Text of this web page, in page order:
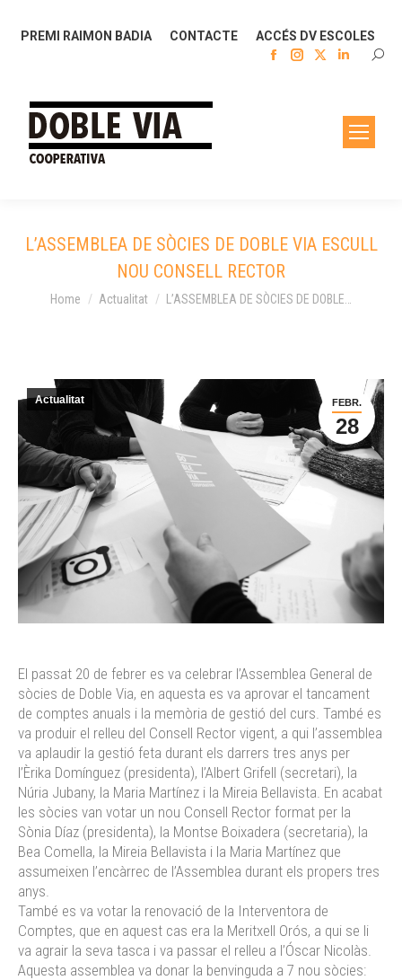
PREMI RAIMON BADIA CONTACTE ACCÉS DV ESCOLES
Facebook
Instagram
window
new
window
Linkedin
in
new
window
L’ASSEMBLEA DE SÒCIES DE DOBLE VIA ESCULL
NOU CONSELL RECTOR
You are here:
Home Actualitat L’ASSEMBLEA DE SÒCIES DE DOBLE…
FEBR.
28
Actualitat
El passat 20 de febrer es va celebrar l’Assemblea General de
sòcies de Doble Via, en aquesta es va aprovar el tancament
de comptes anuals i la memòria de gestió del curs. També es
va produir el relleu del Consell Rector vigent, a qui l’assemblea
va aplaudir la gestió feta durant els darrers tres anys per
l’Èrika Domínguez (presidenta), l’Albert Grifell (secretari), la
Núria Jubany, la Maria Martínez i la Mireia Bellavista. En acabat
les sòcies van votar un nou Consell Rector format per la
Sònia Díaz (presidenta), la Montse Boixadera (secretaria), la
Bea Comella, la Mireia Bellavista i la Maria Martínez que
assumeixen l’encàrrec de l’Assemblea durant els propers tres
anys.
També es va votar la renovació de la Interventora de
Comptes, que en aquest cas era la Meritxell Orós, a qui se li
va agrair la seva tasca i va passar el relleu a l’Óscar Nicolàs.
Aquesta assemblea va donar la benvinguda a 7 nou sòcies: